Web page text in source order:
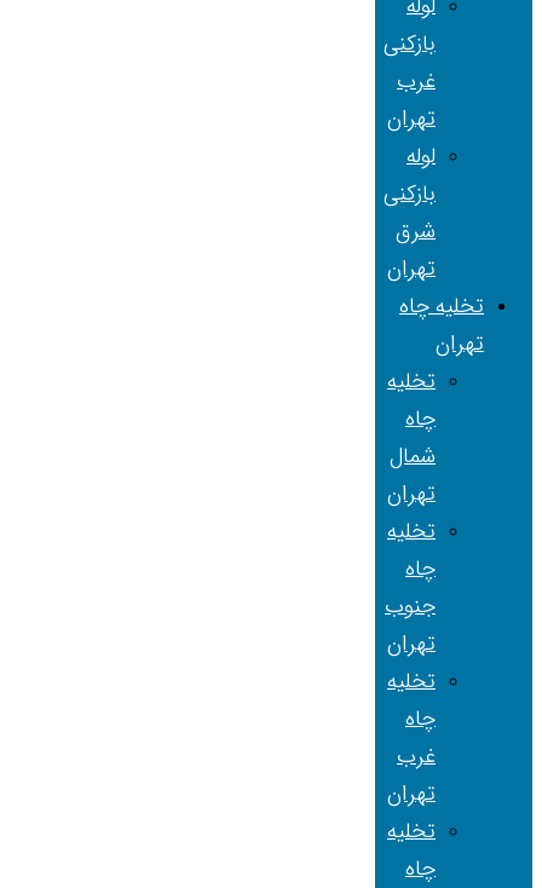
بازکنی
غرب
تهران
لوله
بازکنی
شرق
تهران
تخلیه چاه
تهران
تخلیه
چاه
شمال
تهران
تخلیه
چاه
جنوب
تهران
تخلیه
چاه
غرب
تهران
تخلیه
چاه